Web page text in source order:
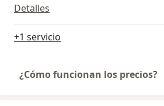
Detalles
+1 servicio
¿Cómo funcionan los precios?